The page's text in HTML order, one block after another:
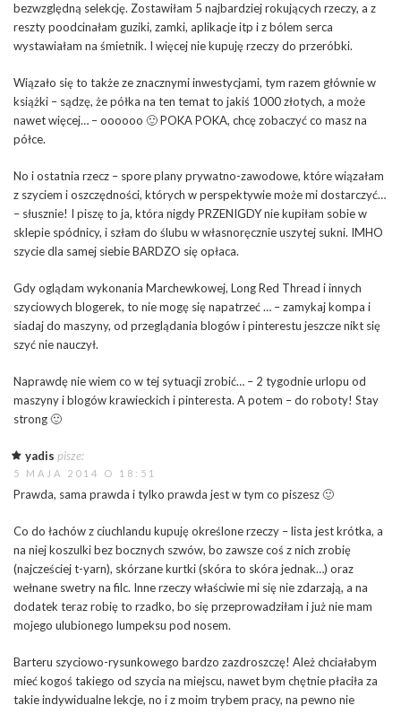
bezwzględną selekcję. Zostawiłam 5 najbardziej rokujących rzeczy, a z
reszty poodcinałam guziki, zamki, aplikacje itp i z bólem serca
wystawiałam na śmietnik. I więcej nie kupuję rzeczy do przeróbki.
Wiązało się to także ze znacznymi inwestycjami, tym razem głównie w
książki – sądzę, że półka na ten temat to jakiś 1000 złotych, a może
nawet więcej… – oooooo 🙂 POKA POKA, chcę zobaczyć co masz na
półce.
No i ostatnia rzecz – spore plany prywatno-zawodowe, które wiązałam
z szyciem i oszczędności, których w perspektywie może mi dostarczyć…
– słusznie! I piszę to ja, która nigdy PRZENIGDY nie kupiłam sobie w
sklepie spódnicy, i szłam do ślubu w własnoręcznie uszytej sukni. IMHO
szycie dla samej siebie BARDZO się opłaca.
Gdy oglądam wykonania Marchewkowej, Long Red Thread i innych
szyciowych blogerek, to nie mogę się napatrzeć … – zamykaj kompa i
siadaj do maszyny, od przeglądania blogów i pinterestu jeszcze nikt się
szyć nie nauczył.
Naprawdę nie wiem co w tej sytuacji zrobić… – 2 tygodnie urlopu od
maszyny i blogów krawieckich i pinteresta. A potem – do roboty! Stay
strong 🙂
yadis pisze:
5 MAJA 2014 O 18:51
Prawda, sama prawda i tylko prawda jest w tym co piszesz 🙂
Co do łachów z ciuchlandu kupuję określone rzeczy – lista jest krótka, a
na niej koszulki bez bocznych szwów, bo zawsze coś z nich zrobię
(najcześciej t-yarn), skórzane kurtki (skóra to skóra jednak…) oraz
wełnane swetry na filc. Inne rzeczy właściwie mi się nie zdarzają, a na
dodatek teraz robię to rzadko, bo się przeprowadziłam i już nie mam
mojego ulubionego lumpeksu pod nosem.
Barteru szyciowo-rysunkowego bardzo zazdroszczę! Ależ chciałabym
mieć kogoś takiego od szycia na miejscu, nawet bym chętnie płaciła za
takie indywidualne lekcje, no i z moim trybem pracy, na pewno nie